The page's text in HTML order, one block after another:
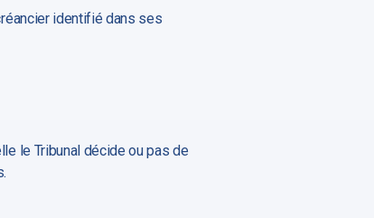
identifié dans ses
le Tribunal décide ou pas de